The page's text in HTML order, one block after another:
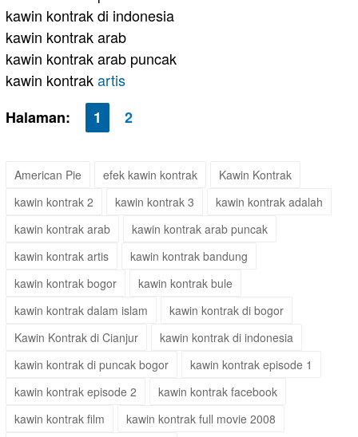
kawin kontrak di indonesia
kawin kontrak arab
kawin kontrak arab puncak
kawin kontrakartis
Halaman:
1 2
American Pie efek kawin kontrak
Kawin Kontrak
kawin kontrak 2
kawin kontrak 3
kawin kontrak adalah
kawin kontrak arab
kawin kontrak arab puncak
kawin kontrak artis
kawin kontrak bandung
kawin kontrak bogor
kawin kontrak bule
kawin kontrak dalam islam
kawin kontrak di bogor
Kawin Kontrak di Cianjur
kawin kontrak di indonesia
kawin kontrak di puncak bogor
kawin kontrak episode 1
kawin kontrak episode 2
kawin kontrak facebook
kawin kontrak film
kawin kontrak full movie 2008